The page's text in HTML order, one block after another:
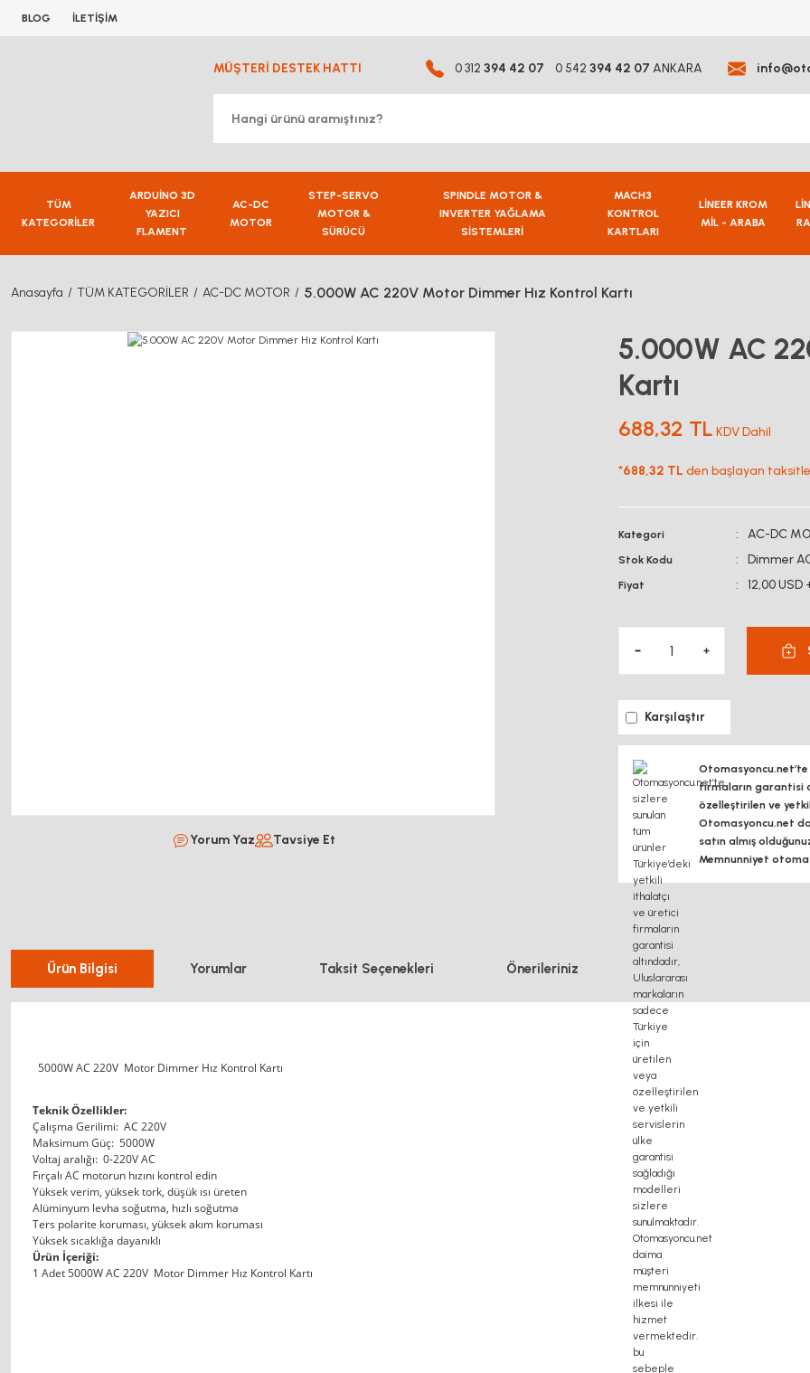
BLOG İLETİŞİM
MÜŞTERİ DESTEK HATTI 0 312 394 42 07 0 542 394 42 07 ANKARA
TÜM
KATEGORİLER
ARDUİNO 3D
YAZICI
FLAMENT
AC-DC
MOTOR
STEP-SERVO
MOTOR &
SÜRÜCÜ
SPINDLE MOTOR &
INVERTER YAĞLAMA
SİSTEMLERİ
MACH3
KONTROL
KARTLARI
LİNEER KROM
MİL - ARABA
Anasayfa TÜM KATEGORİLER AC-DC MOTOR 5.000W AC 220V Motor Dimmer Hız Kontrol Kartı
Yorum Yaz Tavsiye Et
5.000W AC
Kartı
688,32 TL KDV Dahil
*688,32 TL den başlayan
Kategori AC-DC
Stok Kodu Dimmer
Fiyat 12,00 USD
Karşılaştır
firmaların garantisi
özelleştirilen ve
Otomasyoncu.net
satın almış
Memnunniyet
Ürün Bilgisi Yorumlar Taksit Seçenekleri Önerileriniz
5000W AC 220V Motor Dimmer Hız Kontrol Kartı
Teknik Özellikler:
Çalışma Gerilimi: AC 220V
Maksimum Güç: 5000W
Voltaj aralığı: 0-220V AC
Fırçalı AC motorun hızını kontrol edin
Yüksek verim, yüksek tork, düşük ısı üreten
Alüminyum levha soğutma, hızlı soğutma
Ters polarite koruması, yüksek akım koruması
Yüksek sıcaklığa dayanıklı
Ürün İçeriği:
1 Adet 5000W AC 220V Motor Dimmer Hız Kontrol Kartı